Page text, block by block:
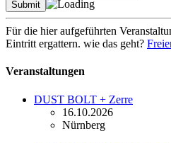
Für die hier aufgeführten
Eintritt ergattern. wie das geht?
Veranstaltungen
DUST BOLT + Zerre
16.10.2026
Nürnberg